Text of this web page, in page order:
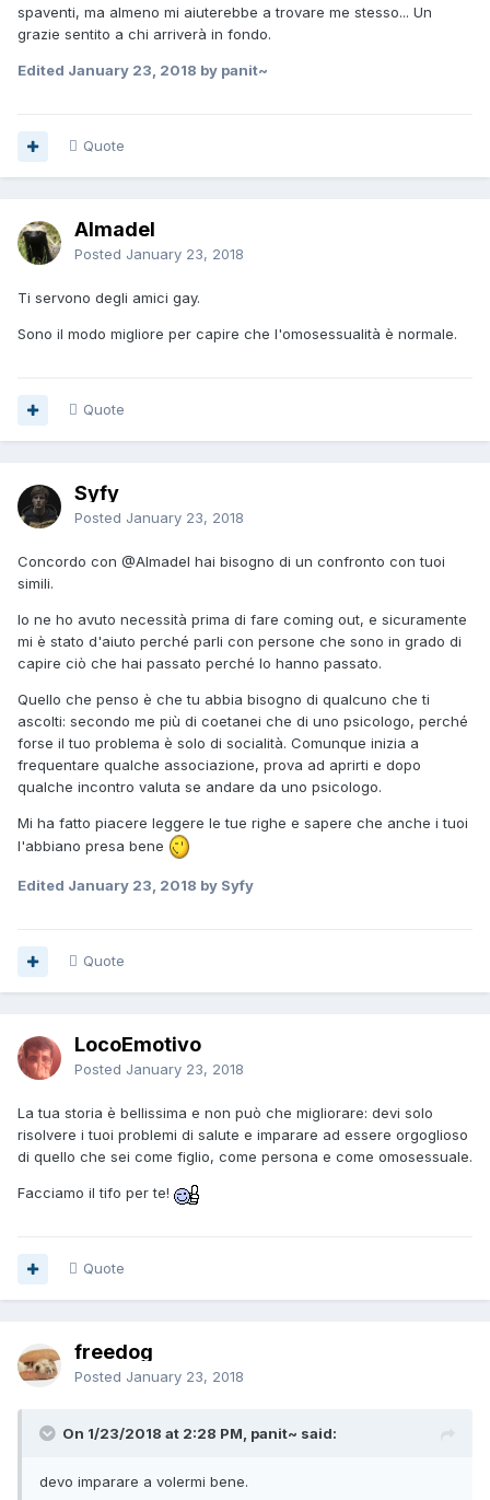
spaventi, ma almeno mi aiuterebbe a trovare me stesso... Un
grazie sentito a chi arriverà in fondo.
Edited January 23, 2018 by panit~
Quote
Almadel
Posted January 23, 2018
Ti servono degli amici gay.
Sono il modo migliore per capire che l'omosessualità è normale.
Quote
Syfy
Posted January 23, 2018
Concordo con @Almadel hai bisogno di un confronto con tuoi
simili.
Io ne ho avuto necessità prima di fare coming out, e sicuramente
mi è stato d'aiuto perché parli con persone che sono in grado di
capire ciò che hai passato perché lo hanno passato.
Quello che penso è che tu abbia bisogno di qualcuno che ti
ascolti: secondo me più di coetanei che di uno psicologo, perché
forse il tuo problema è solo di socialità. Comunque inizia a
frequentare qualche associazione, prova ad aprirti e dopo
qualche incontro valuta se andare da uno psicologo.
Mi ha fatto piacere leggere le tue righe e sapere che anche i tuoi
l'abbiano presa bene
Edited January 23, 2018 by Syfy
Quote
LocoEmotivo
Posted January 23, 2018
La tua storia è bellissima e non può che migliorare: devi solo
risolvere i tuoi problemi di salute e imparare ad essere orgoglioso
di quello che sei come figlio, come persona e come omosessuale.
Facciamo il tifo per te!
Quote
freedog
Posted January 23, 2018
On 1/23/2018 at 2:28 PM, panit~ said:
devo imparare a volermi bene.